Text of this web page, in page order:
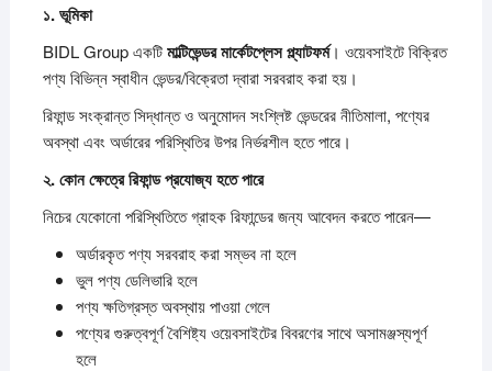
১.ভূমিকা
BIDL Group একটিমাল্টিভেন্ডরমার্কেটপ্লেসপ্ল্যাটফর্ম। ওয়েবসাইটে বিক্রিত
পণ্য বিভিন্ন স্বাধীন ভেন্ডর/বিক্রেতা দ্বারা সরবরাহ করা হয়।
রিফান্ড সংক্রান্ত সিদ্ধান্ত ও অনুমোদন সংশ্লিষ্ট ভেন্ডরের নীতিমালা, পণ্যের
অবস্থা এবং অর্ডারের পরিস্থিতির উপর নির্ভরশীল হতে পারে।
২.কোনক্ষেত্রেরিফান্ডপ্রযোজ্যহতেপারে
নিচের যেকোনো পরিস্থিতিতে গ্রাহক রিফান্ডের জন্য আবেদন করতে পারেন—
অর্ডারকৃত পণ্য সরবরাহ করা সম্ভব না হলে
ভুল পণ্য ডেলিভারি হলে
পণ্য ক্ষতিগ্রস্ত অবস্থায় পাওয়া গেলে
পণ্যের গুরুত্বপূর্ণ বৈশিষ্ট্য ওয়েবসাইটের বিবরণের সাথে অসামঞ্জস্যপূর্ণ
হলে